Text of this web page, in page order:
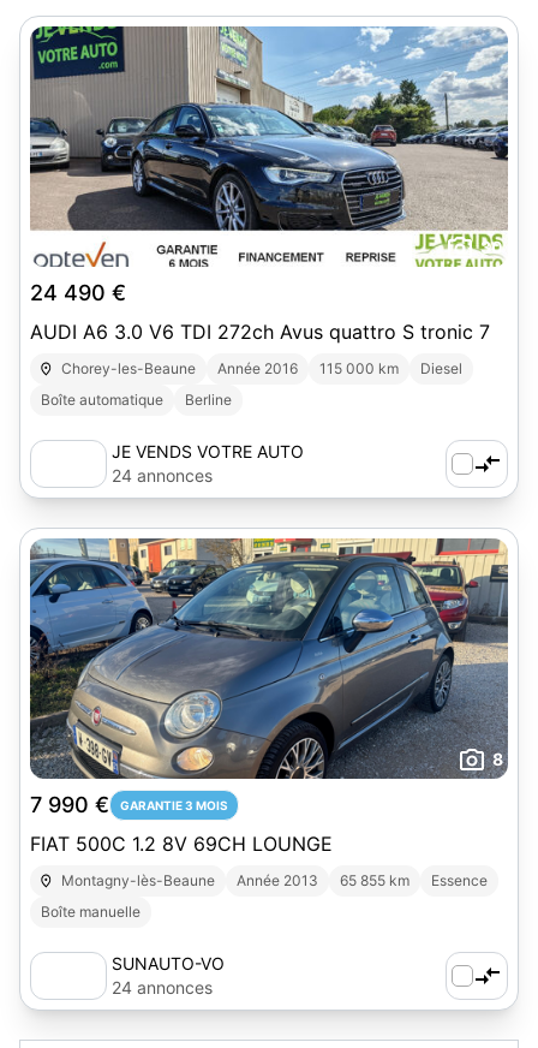
30
24 490 €
AUDI A6 3.0 V6 TDI 272ch Avus quattro S tronic 7
Chorey-les-Beaune Année 2016 115 000 km
Diesel
Boîte automatique
Berline
JE VENDS VOTRE AUTO
24 annonces
8
7 990 € GARANTIE 3 MOIS
FIAT 500C 1.2 8V 69CH LOUNGE
Montagny-lès-Beaune Année 2013 65 855 km
Essence
Boîte manuelle
SUNAUTO-VO
24 annonces